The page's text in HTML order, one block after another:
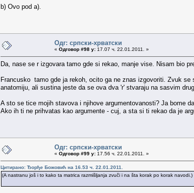
b) Ovo pod a).
Одг: српски-хрватски
« Одговор #98 у: 17.07 ч. 22.01.2011. »
Da, nase se r izgovara tamo gde si rekao, manje vise. Nisam bio
Francusko tamo gde ja rekoh, ocito ga ne znas izgovoriti. Zvuk
anatomiju, ali sustina jeste da se ova dva 'r' stvaraju na sasvim
A sto se tice mojih stavova i njihove argumentovanosti? Ja bome
Ako ih ti ne prihvatas kao argumente - cuj, a sta si ti rekao da je
Одг: српски-хрватски
« Одговор #99 у: 17.56 ч. 22.01.2011. »
Цитирано: Ђорђе Божовић на 16.53 ч. 22.01.2011.
(A nastranu još i to kako ta matrica razmišljanja zvuči i na šta korak po korak navodi.)